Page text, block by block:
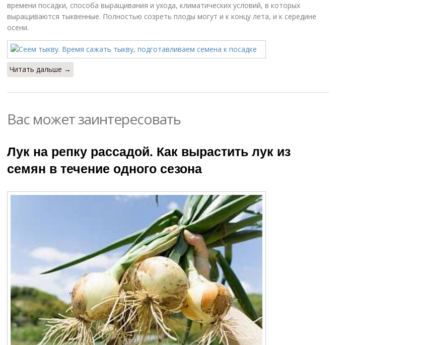
времени посадки, способа выращивания и ухода, климатических условий, в которых
выращиваются тыквенные. Полностью созреть плоды могут и к концу лета, и к середине
осени.
Читать дальше →
Вас может заинтересовать
Лук на репку рассадой. Как вырастить лук из
семян в течение одного сезона